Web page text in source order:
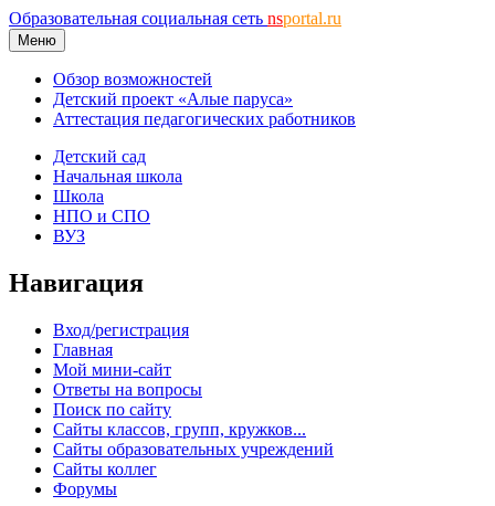
Образовательная социальная сеть nsportal.ru
Меню
Обзор возможностей
Детский проект «Алые паруса»
Аттестация педагогических работников
Детский сад
Начальная школа
Школа
НПО и СПО
ВУЗ
Навигация
Вход/регистрация
Главная
Мой мини-сайт
Ответы на вопросы
Поиск по сайту
Сайты классов, групп, кружков...
Сайты образовательных учреждений
Сайты коллег
Форумы